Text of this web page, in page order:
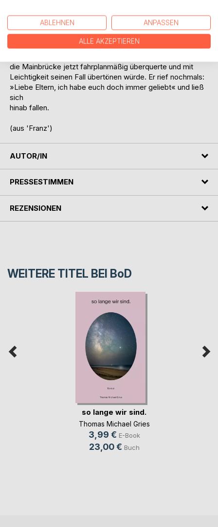
Dann schwang er sich über die Mauer, überwand
problemlos das schmale Geländer, denn er war wohl ein
ausgezeichneter Turner. Noch hielt er sich mit schwächer
werdenden Händen fest. Zwischen den Gitterstäben
die Mainbrücke jetzt fahrplanmäßig überquerte und mit
Leichtigkeit seinen Fall übertönen würde. Er rief nochmals:
»Liebe Eltern, ich habe euch doch immer geliebt« und ließ
sich
hinab fallen.
(aus 'Franz')
AUTOR/IN
PRESSESTIMMEN
REZENSIONEN
WEITERE TITEL BEI BoD
so lange wir sind.
Thomas Michael Gries
3,99 € E-Book
23,00 € Buch
ABLEHNEN ANPASSEN
ALLE AKZEPTIEREN